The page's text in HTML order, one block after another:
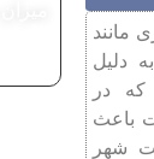
مانند
دلیل
که در
باعث
شهر